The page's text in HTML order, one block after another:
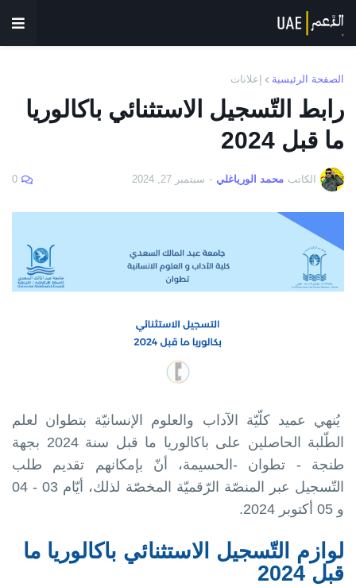
الصفحة الرئيسية إعلانات
رابط التّسجيل الاستثنائي باكالوريا
ما قبل 2024
الكاتب محمد الورياغلي - سبتمبر 27, 2024 0
يُنهي عميد كلّيّة الآداب والعلوم الإنسانيّة بتطوان لعلم
الطّلبة الحاصلين على باكالوريا ما قبل سنة 2024 بجهة
طنجة - تطوان -الحسيمة، أنّ بإمكانهم تقديم طلب
التّسجيل عبر المنصّة الرّقميّة المخصّة لذلك، أيّام 03 - 04
و 05 أكتوبر 2024.
لوازم التّسجيل الاستثنائي باكالوريا ما
قبل 2024